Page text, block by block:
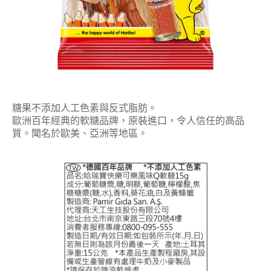
糖果不添加人工色素與反式脂肪。
歐洲百年經典的軟糖品牌，原裝進口，令人信任的高品
質。聞名於歐美、亞洲等地區。